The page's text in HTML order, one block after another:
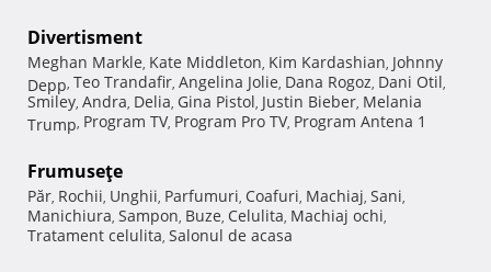
Divertisment
Meghan Markle, Kate Middleton, Kim Kardashian, Johnny
Depp, Teo Trandafir, Angelina Jolie, Dana Rogoz, Dani Otil,
Smiley, Andra, Delia, Gina Pistol, Justin Bieber, Melania
Trump, Program TV, Program Pro TV, Program Antena 1
Frumuseţe
Păr, Rochii, Unghii, Parfumuri, Coafuri, Machiaj, Sani,
Manichiura, Sampon, Buze, Celulita, Machiaj ochi,
Tratament celulita, Salonul de acasa